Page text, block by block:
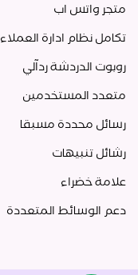
متجر واتس اب
تكامل نظام ادارة العملاء
روبوت الدردشة ردآلي
متعدد المستخدمين
رسائل محددة مسبقا
رشائل تنبيهات
علامة خضراء
دعم الوسائط المتعددة